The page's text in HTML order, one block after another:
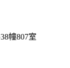
幢807室